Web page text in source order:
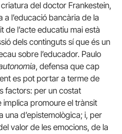
del doctor Frankestein,
l’educació bancària de la
de l’acte educatiu mai està
dels continguts sí que és un
sobre l’educador. Paulo
, defensa que cap
es pot portar a terme de
factors: per un costat
implica promoure el trànsit
una d’epistemològica; i, per
valor de les emocions, de la